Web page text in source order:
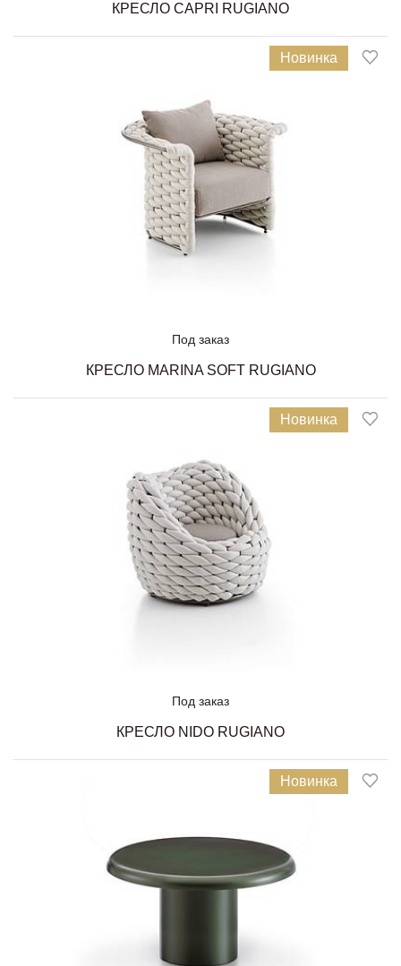
КРЕСЛО CAPRI RUGIANO
Новинка
Под заказ
КРЕСЛО MARINA SOFT RUGIANO
Новинка
Под заказ
КРЕСЛО NIDO RUGIANO
Новинка